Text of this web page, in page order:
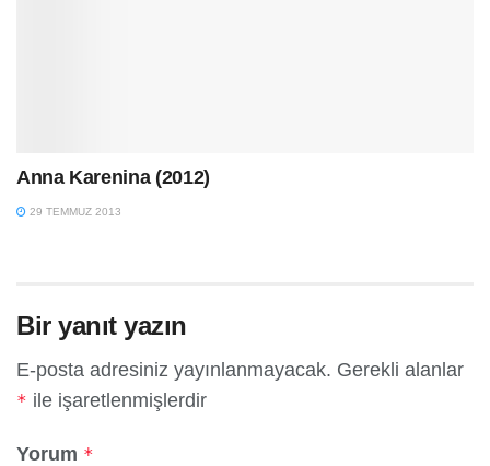
Anna Karenina (2012)
29 TEMMUZ 2013
Bir yanıt yazın
E-posta adresiniz yayınlanmayacak. Gerekli alanlar
* ile işaretlenmişlerdir
Yorum *